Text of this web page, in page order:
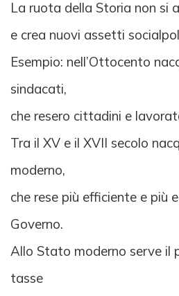
La ruota della Storia non si
e crea nuovi assetti
Esempio: nell’Ottocento
sindacati,
che resero cittadini e
Tra il XV e il XVII secolo
moderno,
che rese più efficiente e più
Governo.
Allo Stato moderno serve il
tasse